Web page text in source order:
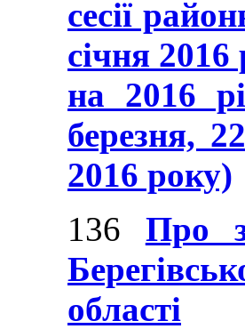
сесії
січня
на 2016
березня,
2016 року)
136 Про
області